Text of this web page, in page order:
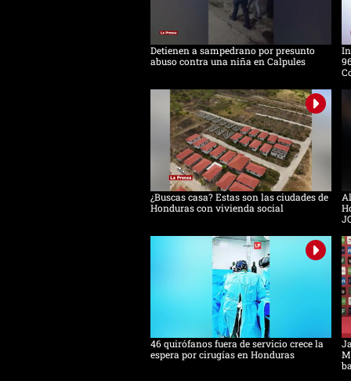
Detienen a sampedrano por presunto
abuso contra una niña en Calpules
¿Buscas casa? Estas son las ciudades de
Honduras con vivienda social
46 quirófanos fuera de servicio crece la
espera por cirugías en Honduras